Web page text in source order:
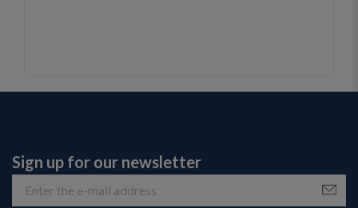
Sign up for our newsletter